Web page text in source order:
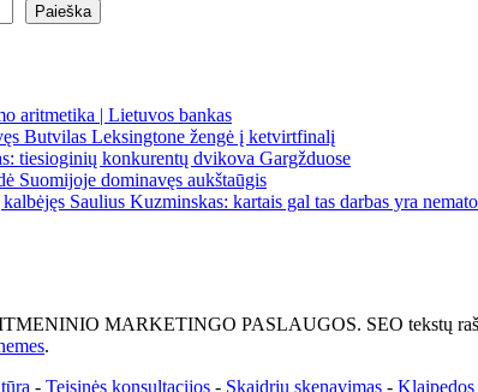
Paieška
aritmetika | Lietuvos bankas
Butvilas Leksingtone žengė į ketvirtfinalį
tiesioginių konkurentų dvikova Gargžduose
Suomijoje dominavęs aukštaūgis
Saulius Kuzminskas: kartais gal tas darbas yra
MARKETINGO PASLAUGOS. SEO tekstų
.
- Teisinės konsultacijos - Skaidrių skenavimas - Klaipedos